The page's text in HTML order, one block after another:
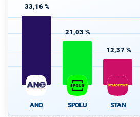
33,16 %
ANO
21,03 %
SPOLU
12,37 %
STAN